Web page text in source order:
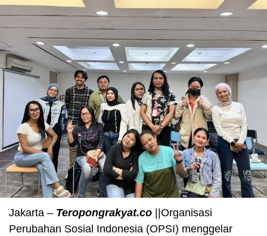
Jakarta – Teropongrakyat.co ||Organisasi
Perubahan Sosial Indonesia (OPSI) menggelar